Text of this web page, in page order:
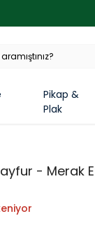
Pikap &
Plak
- Merak